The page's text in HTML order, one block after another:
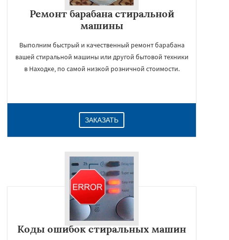
Ремонт барабана стиральной
машины
Выполним быстрый и качественный ремонт барабана
вашей стиральной машины или другой бытовой техники
в Находке, по самой низкой розничной стоимости.
ЗАКАЗАТЬ
Коды ошибок стиральных машин